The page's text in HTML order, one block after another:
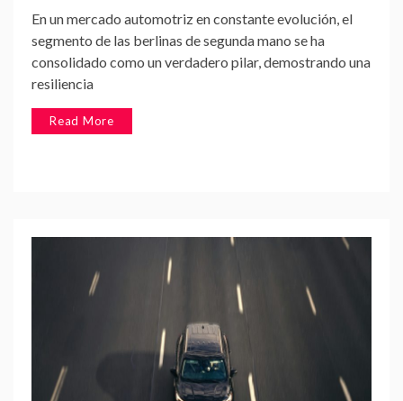
En un mercado automotriz en constante evolución, el
segmento de las berlinas de segunda mano se ha
consolidado como un verdadero pilar, demostrando una
resiliencia
Read More